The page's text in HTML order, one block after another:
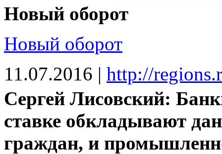
Новый оборот
Новый оборот
11.07.2016 | http://
Сергей Лисовский:
ставке обкладывают
граждан, и